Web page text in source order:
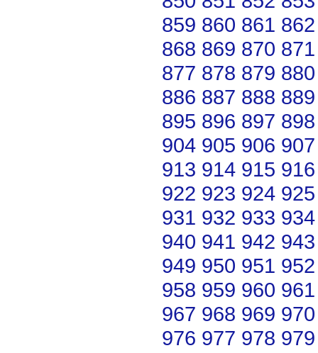
859 860 861 862
868 869 870 871
877 878 879 880
886 887 888 889
895 896 897 898
904 905 906 907
913 914 915 916
922 923 924 925
931 932 933 934
940 941 942 943
949 950 951 952
958 959 960 961
967 968 969 970
976 977 978 979